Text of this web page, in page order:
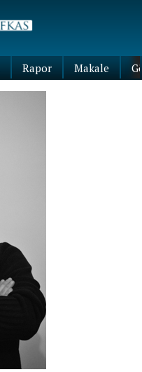
Rapor Makale